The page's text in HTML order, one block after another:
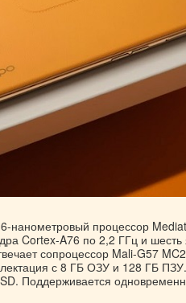
нанометровый процессор
Cortex-A76 по 2,2 ГГц и
сопроцессор Mali-G57
с 8 ГБ ОЗУ и 128 ГБ
Поддерживается